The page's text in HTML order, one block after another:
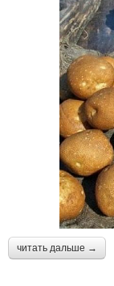
читать дальше →